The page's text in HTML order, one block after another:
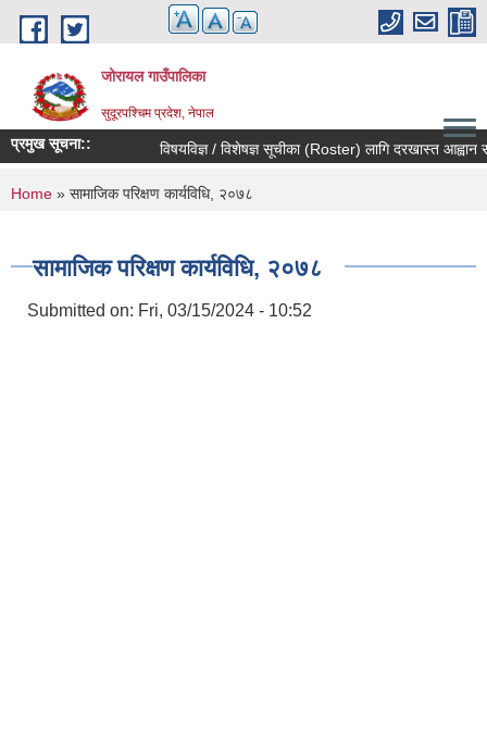
Skip to main content
जोरायल गाउँपालिका
सुदूरपश्चिम प्रदेश, नेपाल
प्रमुख सूचना:: विषयविज्ञ / विशेषज्ञ सूचीका (Roster) लागि दरखास्त आह्वान
You are here
Home » सामाजिक परिक्षण कार्यविधि, २०७८
सामाजिक परिक्षण कार्यविधि, २०७८
Submitted on: Fri, 03/15/2024 - 10:52